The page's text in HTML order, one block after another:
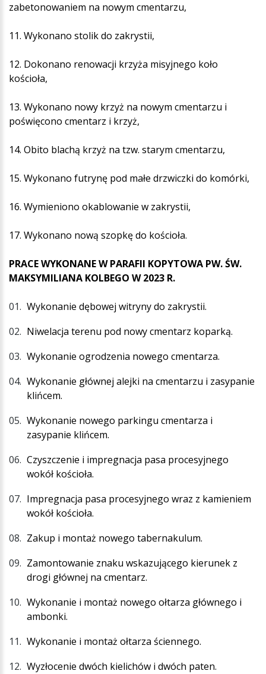
zabetonowaniem na nowym cmentarzu,
11. Wykonano stolik do zakrystii,
12. Dokonano renowacji krzyża misyjnego koło
kościoła,
13. Wykonano nowy krzyż na nowym cmentarzu i
poświęcono cmentarz i krzyż,
14. Obito blachą krzyż na tzw. starym cmentarzu,
15. Wykonano futrynę pod małe drzwiczki do komórki,
16. Wymieniono okablowanie w zakrystii,
17. Wykonano nową szopkę do kościoła.
PRACE WYKONANE W PARAFII KOPYTOWA PW. ŚW.
MAKSYMILIANA KOLBEGO W 2023 R.
Wykonanie dębowej witryny do zakrystii.
Niwelacja terenu pod nowy cmentarz koparką.
Wykonanie ogrodzenia nowego cmentarza.
Wykonanie głównej alejki na cmentarzu i zasypanie
klińcem.
Wykonanie nowego parkingu cmentarza i
zasypanie klińcem.
Czyszczenie i impregnacja pasa procesyjnego
wokół kościoła.
Impregnacja pasa procesyjnego wraz z kamieniem
wokół kościoła.
Zakup i montaż nowego tabernakulum.
Zamontowanie znaku wskazującego kierunek z
drogi głównej na cmentarz.
Wykonanie i montaż nowego ołtarza głównego i
ambonki.
Wykonanie i montaż ołtarza ściennego.
Wyzłocenie dwóch kielichów i dwóch paten.